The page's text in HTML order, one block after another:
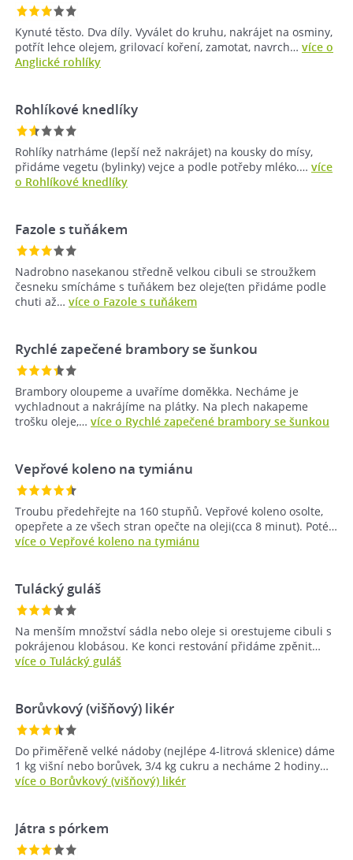
Kynuté těsto. Dva díly. Vyválet do kruhu, nakrájet na osminy,
potřít lehce olejem, grilovací koření, zamotat, navrch… více o
Anglické rohlíky
Rohlíkové knedlíky
Rohlíky natrháme (lepší než nakrájet) na kousky do mísy,
přidáme vegetu (bylinky) vejce a podle potřeby mléko.… více
o Rohlíkové knedlíky
Fazole s tuňákem
Nadrobno nasekanou středně velkou cibuli se stroužkem
česneku smícháme s tuňákem bez oleje(ten přidáme podle
chuti až… více o Fazole s tuňákem
Rychlé zapečené brambory se šunkou
Brambory oloupeme a uvaříme doměkka. Necháme je
vychladnout a nakrájíme na plátky. Na plech nakapeme
trošku oleje,… více o Rychlé zapečené brambory se šunkou
Vepřové koleno na tymiánu
Troubu předehřejte na 160 stupňů. Vepřové koleno osolte,
opepřete a ze všech stran opečte na oleji(cca 8 minut). Poté…
více o Vepřové koleno na tymiánu
Tulácký guláš
Na menším množství sádla nebo oleje si orestujeme cibuli s
pokrájenou klobásou. Ke konci restování přidáme zpěnit…
více o Tulácký guláš
Borůvkový (višňový) likér
Do přiměřeně velké nádoby (nejlépe 4-litrová sklenice) dáme
1 kg višní nebo borůvek, 3/4 kg cukru a necháme 2 hodiny…
více o Borůvkový (višňový) likér
Játra s pórkem